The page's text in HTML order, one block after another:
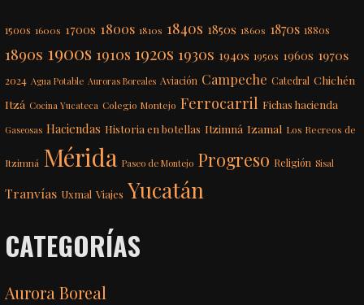
1500s 1600s 1700s 1800s 1810s 1840s 1850s 1860s 1870s 1880s
1890s 1900s 1910s 1920s 1930s 1940s 1950s 1960s 1970s
2024 Agua Potable Auroras Boreales Aviación Campeche Catedral Chichén
Itzá Cocina Yucateca Colegio Montejo Ferrocarril Fichas hacienda
Gaseosas Haciendas Historia en botellas Itzimná Izamal Los Recreos de
Itzimná Mérida Paseo de Montejo Progreso Religión Sisal
Tranvías Uxmal Viajes Yucatán
CATEGORÍAS
Aurora Boreal